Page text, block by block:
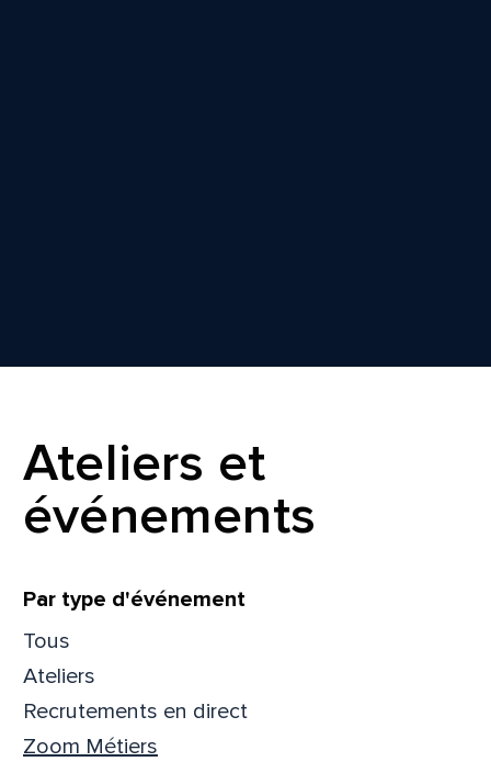
Ateliers et
événements
Filtrer
Par type d'événement
Tous
Ateliers
Recrutements en direct
Zoom Métiers